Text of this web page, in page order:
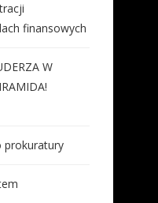
finansowych
W
prokuratury